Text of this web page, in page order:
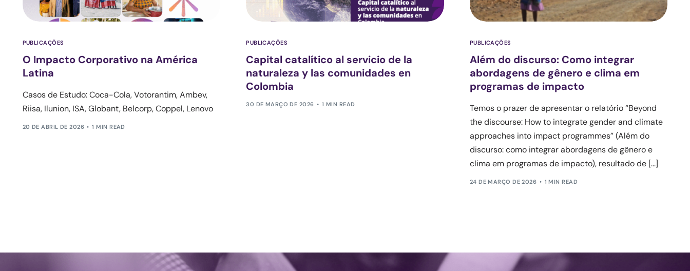
PUBLICAÇÕES
O Impacto Corporativo na América
Latina
Casos de Estudo: Coca-Cola, Votorantim, Ambev,
Riisa, Ilunion, ISA, Globant, Belcorp, Coppel, Lenovo
20 DE ABRIL DE 2026 1 MIN READ
PUBLICAÇÕES
Capital catalítico al servicio de la
naturaleza y las comunidades en
Colombia
30 DE MARÇO DE 2026 1 MIN READ
PUBLICAÇÕES
Além do discurso: Como integrar
abordagens de gênero e clima em
programas de impacto
Temos o prazer de apresentar o relatório “Beyond
the discourse: How to integrate gender and climate
approaches into impact programmes” (Além do
discurso: como integrar abordagens de gênero e
clima em programas de impacto), resultado de [...]
24 DE MARÇO DE 2026 1 MIN READ